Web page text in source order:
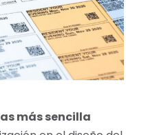
más sencilla